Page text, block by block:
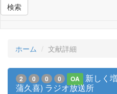
検索
ホーム 文献詳細
2 0 0 0 OA
新しく
蒲久喜) ラジオ放送所